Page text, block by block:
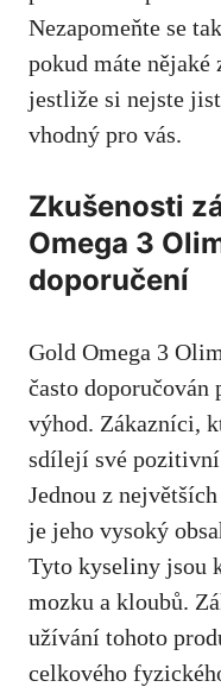
Nezapomeňte se
pokud máte
jestliže si nejste
vhodný pro vás.
Zkušenosti
Omega 3
doporučení
Gold Omega 3
často doporučován
výhod. Zákazníci,
sdílejí své pozitivní
Jednou z
je jeho vysoký
Tyto kyseliny jsou
mozku a kloubů.
užívání tohoto
celkového